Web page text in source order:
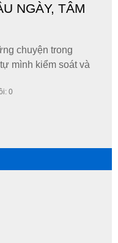
NGÀY, TÂM
chuyện trong
mình kiểm soát và
0